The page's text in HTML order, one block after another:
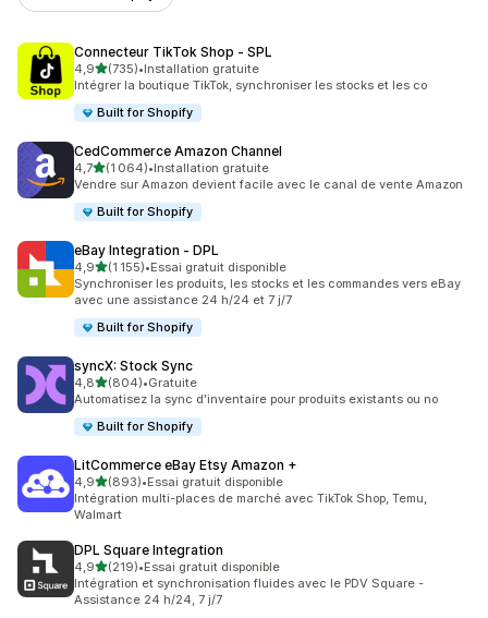
Connecteur TikTok Shop ‑ SPL
4,9étoile(s) sur 5
(735)
735 avis au total
•Installation gratuite
Intégrer la boutique TikTok, synchroniser les stocks et les co
Built for Shopify
CedCommerce Amazon Channel
4,7étoile(s) sur 5
(1 064)
1064 avis au total
•Installation gratuite
Vendre sur Amazon devient facile avec le canal de vente Amazon
Built for Shopify
eBay Integration ‑ DPL
4,9étoile(s) sur 5
(1 155)
1155 avis au total
•Essai gratuit disponible
Synchroniser les produits, les stocks et les commandes vers eBay
avec une assistance 24 h/24 et 7 j/7
Built for Shopify
syncX: Stock Sync
4,8étoile(s) sur 5
(804)
804 avis au total
•Gratuite
Automatisez la sync d'inventaire pour produits existants ou no
Built for Shopify
LitCommerce eBay Etsy Amazon +
4,9étoile(s) sur 5
(893)
893 avis au total
•Essai gratuit disponible
Intégration multi-places de marché avec TikTok Shop, Temu,
Walmart
DPL Square Integration
4,9étoile(s) sur 5
(219)
219 avis au total
•Essai gratuit disponible
Intégration et synchronisation fluides avec le PDV Square -
Assistance 24 h/24, 7 j/7